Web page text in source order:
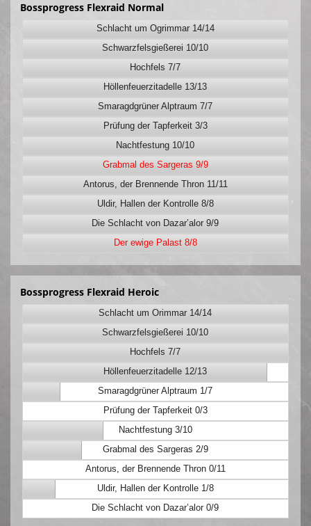
Bossprogress Flexraid Normal
Schlacht um Ogrimmar 14/14
Schwarzfelsgießerei 10/10
Hochfels 7/7
Höllenfeuerzitadelle 13/13
Smaragdgrüner Alptraum 7/7
Prüfung der Tapferkeit 3/3
Nachtfestung 10/10
Grabmal des Sargeras 9/9
Antorus, der Brennende Thron 11/11
Uldir, Hallen der Kontrolle 8/8
Die Schlacht von Dazar’alor 9/9
Der ewige Palast 8/8
Bossprogress Flexraid Heroic
Schlacht um Orimmar 14/14
Schwarzfelsgießerei 10/10
Hochfels 7/7
Höllenfeuerzitadelle 12/13
Smaragdgrüner Alptraum 1/7
Prüfung der Tapferkeit 0/3
Nachtfestung 3/10
Grabmal des Sargeras 2/9
Antorus, der Brennende Thron 0/11
Uldir, Hallen der Kontrolle 1/8
Die Schlacht von Dazar’alor 0/9